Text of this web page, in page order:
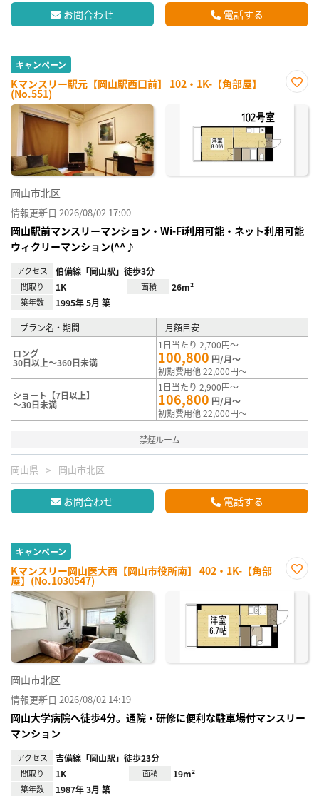
お問合わせ 電話する
キャンペーン
Kマンスリー駅元【岡山駅西口前】 102・1K-【角部屋】
(No.551)
に入
岡山市北区
情報更新日 2026/08/02 17:00
岡山駅前マンスリーマンション・Wi-Fi利用可能・ネット利用可能
ウィクリーマンション(^^♪
アクセス 伯備線「岡山駅」徒歩3分
間取り 1K 面積 26m²
築年数 1995年 5月 築
プラン名・期間 月額目安
ロング
30日以上～360日未満
1日当たり 2,700円～
100,800 円/月～
初期費用他 22,000円～
ショート【7日以上】
～30日未満
1日当たり 2,900円～
106,800 円/月～
初期費用他 22,000円～
禁煙ルーム
岡山県 岡山市北区
お問合わせ 電話する
キャンペーン
Kマンスリー岡山医大西【岡山市役所南】 402・1K-【角部
屋】(No.1030547)
に入
録
岡山市北区
情報更新日 2026/08/02 14:19
岡山大学病院へ徒歩4分。通院・研修に便利な駐車場付マンスリー
マンション
アクセス 吉備線「岡山駅」徒歩23分
間取り 1K 面積 19m²
築年数 1987年 3月 築